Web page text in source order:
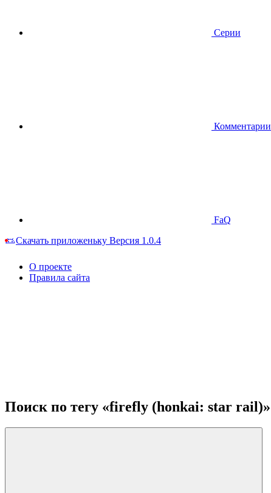
Серии
Комментарии
FaQ
Скачать приложеньку Версия 1.0.4
О проекте
Правила сайта
Поиск по тегу «firefly (honkai: star rail)»